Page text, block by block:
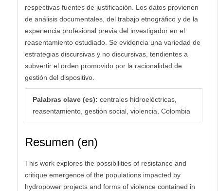
respectivas fuentes de justificación. Los datos provienen
de análisis documentales, del trabajo etnográfico y de la
experiencia profesional previa del investigador en el
reasentamiento estudiado. Se evidencia una variedad de
estrategias discursivas y no discursivas, tendientes a
subvertir el orden promovido por la racionalidad de
gestión del dispositivo.
Palabras clave (es): centrales hidroeléctricas,
reasentamiento, gestión social, violencia, Colombia
Resumen (en)
This work explores the possibilities of resistance and
critique emergence of the populations impacted by
hydropower projects and forms of violence contained in